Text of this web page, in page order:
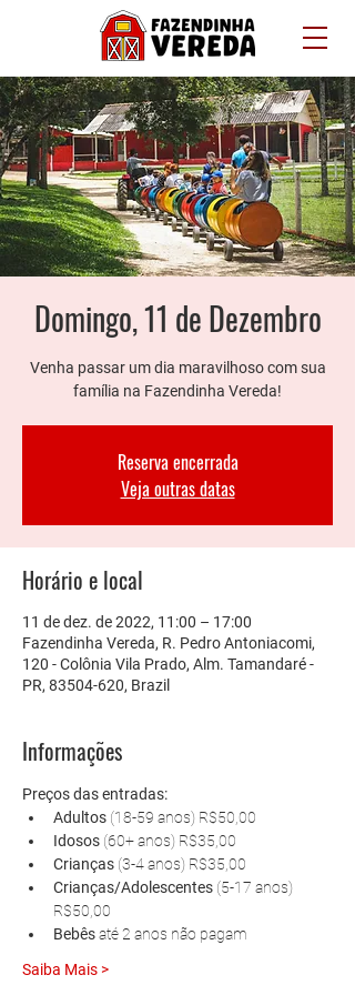
Domingo, 11 de Dezembro
Venha passar um dia maravilhoso com sua
família na Fazendinha Vereda!
Reserva encerrada
Veja outras datas
Horário e local
11 de dez. de 2022, 11:00 – 17:00
Fazendinha Vereda, R. Pedro Antoniacomi,
120 - Colônia Vila Prado, Alm. Tamandaré -
PR, 83504-620, Brazil
Informações
Preços das entradas:
Adultos (18-59 anos) R$50,00
Idosos (60+ anos) R$35,00
Crianças (3-4 anos) R$35,00
Crianças/Adolescentes (5-17 anos)
R$50,00
Bebês até 2 anos não pagam
Saiba Mais >